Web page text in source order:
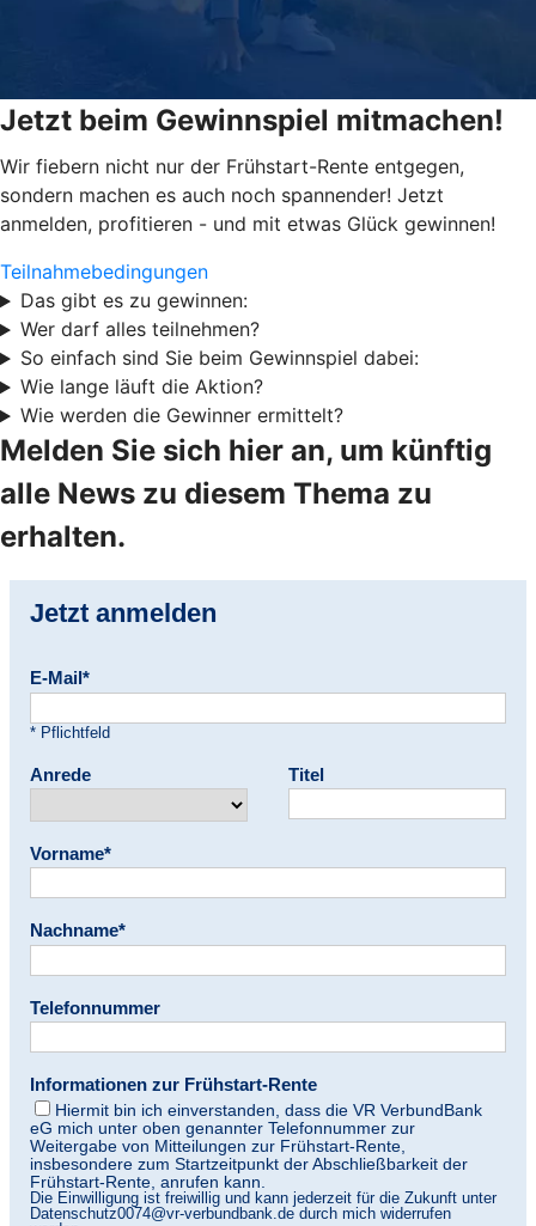
Jetzt beim Gewinnspiel mitmachen!
Wir fiebern nicht nur der Frühstart-Rente entgegen,
sondern machen es auch noch spannender! Jetzt
anmelden, profitieren - und mit etwas Glück gewinnen!
Teilnahmebedingungen
Das gibt es zu gewinnen:
Wer darf alles teilnehmen?
So einfach sind Sie beim Gewinnspiel dabei:
Wie lange läuft die Aktion?
Wie werden die Gewinner ermittelt?
Melden Sie sich hier an, um künftig
alle News zu diesem Thema zu
erhalten.